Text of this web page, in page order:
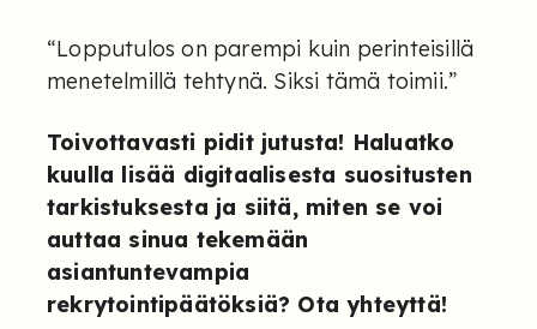
“Lopputulos on parempi kuin perinteisillä
menetelmillä tehtynä. Siksi tämä toimii.”
Toivottavasti pidit jutusta! Haluatko
kuulla lisää digitaalisesta suositusten
tarkistuksesta ja siitä, miten se voi
auttaa sinua tekemään
asiantuntevampia
rekrytointipäätöksiä? Ota yhteyttä!